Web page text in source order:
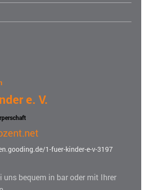
e. V.
1-fuer-kinder-e-v-3197
uns bequem in bar oder mit Ihrer